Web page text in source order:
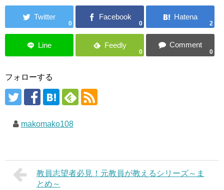
0 0 2
0 0
フォローする
makomako108
教員志望者必見！元教員が教えるシリーズ～ま
とめ～